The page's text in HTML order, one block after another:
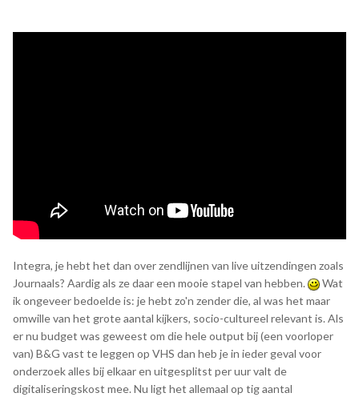
Integra, je hebt het dan over zendlijnen van live uitzendingen zoals
Journaals? Aardig als ze daar een mooie stapel van hebben.
Wat
ik ongeveer bedoelde is: je hebt zo'n zender die, al was het maar
omwille van het grote aantal kijkers, socio-cultureel relevant is. Als
er nu budget was geweest om die hele output bij (een voorloper
van) B&G vast te leggen op VHS dan heb je in ieder geval voor
onderzoek alles bij elkaar en uitgesplitst per uur valt de
digitaliseringskost mee. Nu ligt het allemaal op tig aantal